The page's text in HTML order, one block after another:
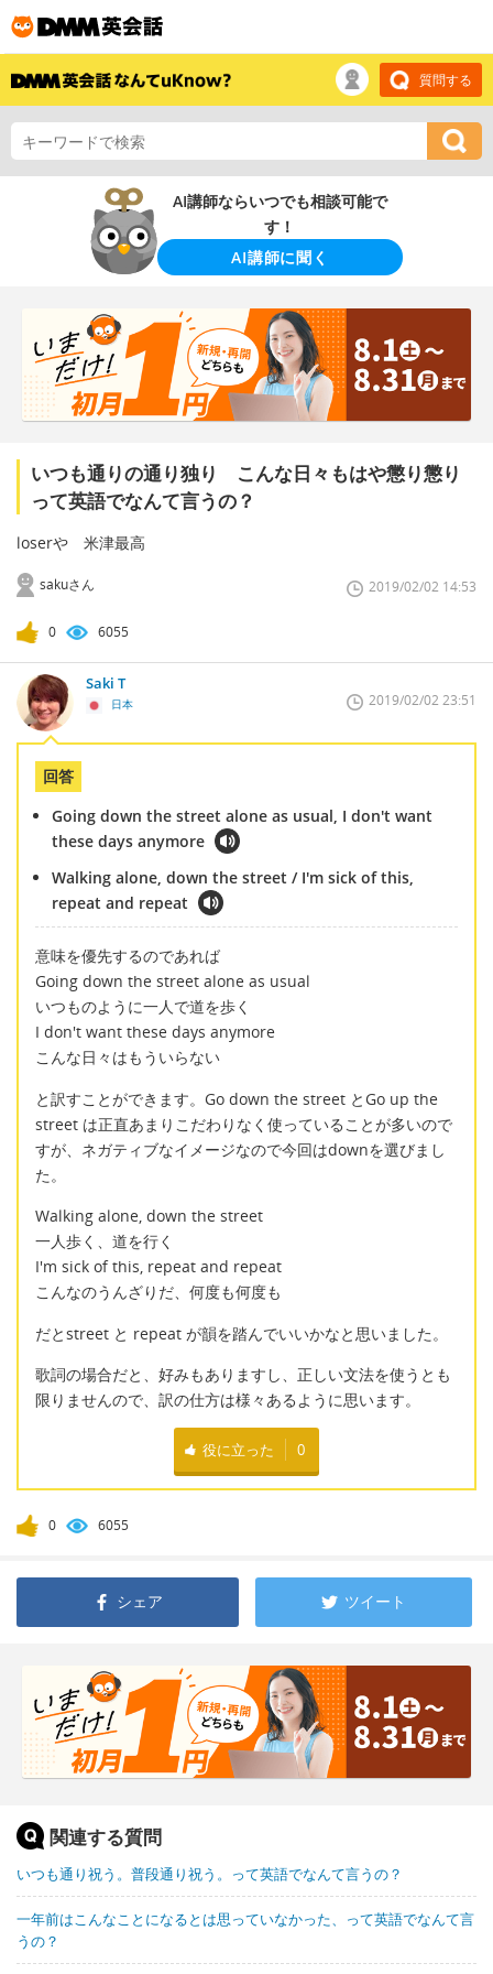
質問する
AI講師ならいつでも相談可能で
す！
AI講師に聞く
いつも通りの通り独り こんな日々もはや懲り懲り
って英語でなんて言うの？
loserや 米津最高
sakuさん 2019/02/02 14:53
0 6055
Saki T
日本 2019/02/02 23:51
回答
Going down the street alone as usual, I don't want
these days anymore
Walking alone, down the street / I'm sick of this,
repeat and repeat
意味を優先するのであれば
Going down the street alone as usual
いつものように一人で道を歩く
I don't want these days anymore
こんな日々はもういらない
と訳すことができます。Go down the street とGo up the
street は正直あまりこだわりなく使っていることが多いので
すが、ネガティブなイメージなので今回はdownを選びまし
た。
Walking alone, down the street
一人歩く、道を行く
I'm sick of this, repeat and repeat
こんなのうんざりだ、何度も何度も
だとstreet と repeat が韻を踏んでいいかなと思いました。
歌詞の場合だと、好みもありますし、正しい文法を使うとも
限りませんので、訳の仕方は様々あるように思います。
役に立った 0
0 6055
シェア ツイート
関連する質問
いつも通り祝う。普段通り祝う。って英語でなんて言うの？
一年前はこんなことになるとは思っていなかった、って英語でなんて言
うの？